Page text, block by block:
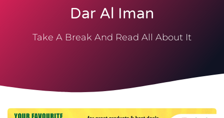
Dar Al Iman
Take A Break And Read All About It